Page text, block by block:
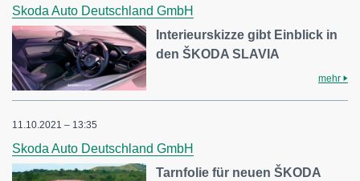
Skoda Auto Deutschland GmbH
Interieurskizze gibt Einblick in
den ŠKODA SLAVIA
mehr
11.10.2021 – 13:35
Skoda Auto Deutschland GmbH
Tarnfolie für neuen ŠKODA